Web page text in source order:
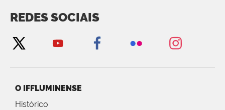
REDES SOCIAIS
O IFFLUMINENSE
Histórico